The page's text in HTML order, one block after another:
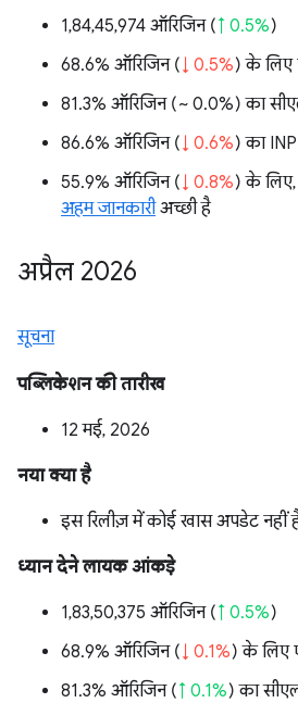
1,84,45,974 ऑरिजिन (↑ 0.5%)
68.6% ऑरिजिन (↓ 0.5%) के लिए
81.3% ऑरिजिन (~ 0.0%) का
86.6% ऑरिजिन (↓ 0.6%) का
55.9% ऑरिजिन (↓ 0.8%) के
अहम जानकारीअच्छी है
अप्रैल 2026
सूचना
पब्लिकेशन की तारीख
12 मई, 2026
नया क्या है
इस रिलीज़ में कोई खास अपडेट नहीं
ध्यान देने लायक आंकड़े
1,83,50,375 ऑरिजिन (↑ 0.5%)
68.9% ऑरिजिन (↓ 0.1%) के लिए
81.3% ऑरिजिन (↑ 0.1%) का